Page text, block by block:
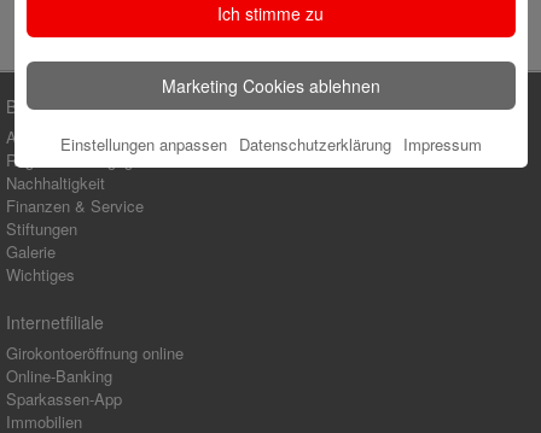
Blog-Kategorien
Ausbildung
Regionales Engagement
Nachhaltigkeit
Finanzen & Service
Stiftungen
Galerie
Wichtiges
Internetfiliale
Girokontoeröffnung online
Online-Banking
Sparkassen-App
Immobilien
Ich stimme zu
Marketing Cookies ablehnen
Einstellungen anpassen Datenschutzerklärung Impressum